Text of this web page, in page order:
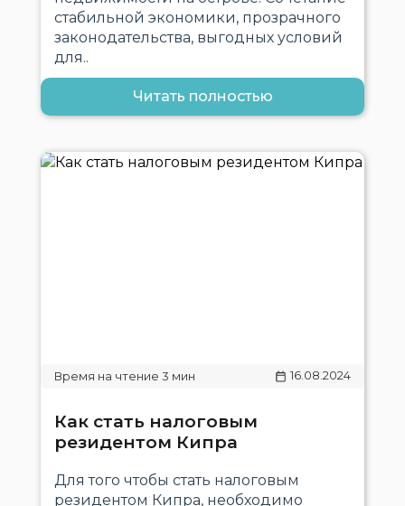
стабильной экономики, прозрачного
законодательства, выгодных условий
для..
Читать полностью
16.08.2024
Как стать налоговым
резидентом Кипра
Для того чтобы стать налоговым
резидентом Кипра, необходимо